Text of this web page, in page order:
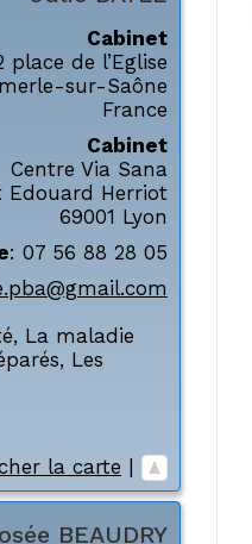
Cabinet
place de l’Eglise
sur-Saône
France
Cabinet
Centre Via Sana
Edouard Herriot
69001 Lyon
: 07 56 88 28 05
, La maladie
, Les
la carte |
BEAUDRY